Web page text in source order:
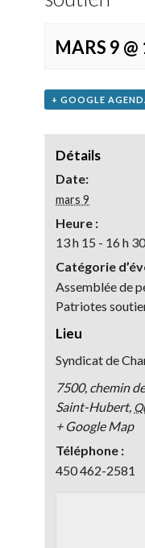
MARS 9
+ GOOGLE
Détails
Date:
mars 9
Heure :
13 h 15 - 16 h
Catégorie
Assemblée de
Patriotes
Lieu
Syndicat de
7500, chemin
Saint-Hubert,
+ Google Map
Téléphone :
450 462-2581